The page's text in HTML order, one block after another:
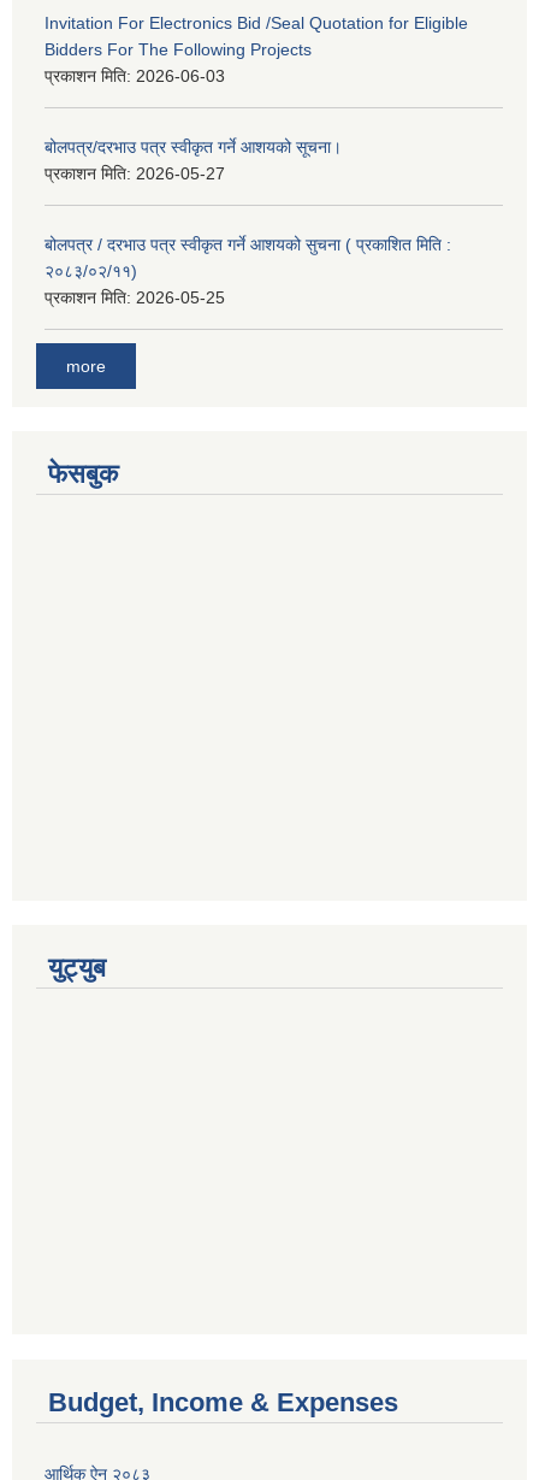
Invitation For Electronics Bid /Seal Quotation for Eligible
Bidders For The Following Projects
प्रकाशन मिति: 2026-06-03
बोलपत्र/दरभाउ पत्र स्वीकृत गर्ने आशयको सूचना।
प्रकाशन मिति: 2026-05-27
बोलपत्र / दरभाउ पत्र स्वीकृत गर्ने आशयको सुचना ( प्रकाशित मिति :
२०८३/०२/११)
प्रकाशन मिति: 2026-05-25
more
फेसबुक
युट्युब
Budget, Income & Expenses
आर्थिक ऐन २०८३